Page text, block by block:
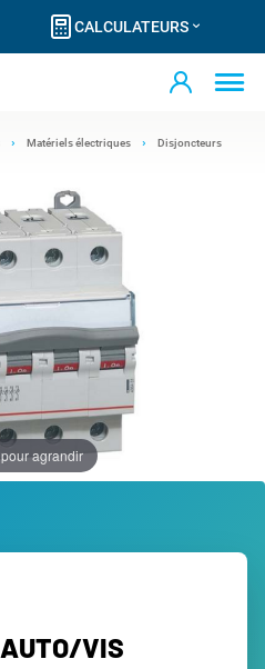
CALCULATEURS
Matériels électriques Disjoncteurs
agrandir
VIS